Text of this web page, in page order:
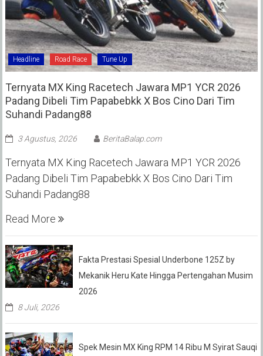
Headline Road Race Tune Up
Ternyata MX King Racetech Jawara MP1 YCR 2026
Padang Dibeli Tim Papabebkk X Bos Cino Dari Tim
Suhandi Padang88
3 Agustus, 2026 BeritaBalap.com
Ternyata MX King Racetech Jawara MP1 YCR 2026
Padang Dibeli Tim Papabebkk X Bos Cino Dari Tim
Suhandi Padang88
Read More
Fakta Prestasi Spesial Underbone 125Z by
Mekanik Heru Kate Hingga Pertengahan Musim
2026
8 Juli, 2026
Spek Mesin MX King RPM 14 Ribu M Syirat Sauqi